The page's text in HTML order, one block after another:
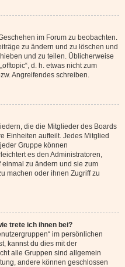
im Forum zu beobachten.
zu ändern und zu löschen und
und zu teilen. Üblicherweise
d. h. etwas nicht zum
Angreifendes schreiben.
die die Mitglieder des Boards
Einheiten aufteilt. Jedes Mitglied
Gruppe können
es den Administratoren,
zu ändern und sie zum
machen oder ihnen Zugriff zu
trete ich ihnen bei?
im persönlichen
kannst du dies mit der
alle Gruppen sind allgemein
andere können geschlossen